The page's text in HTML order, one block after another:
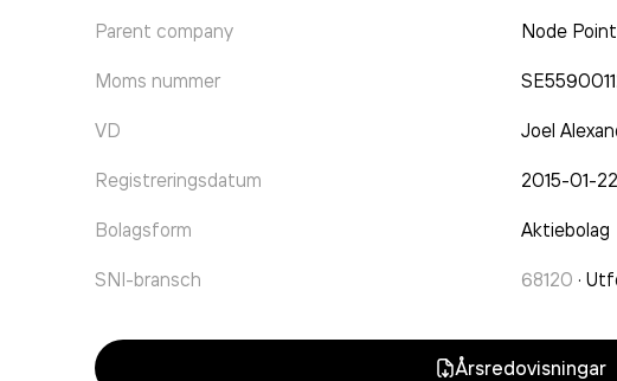
Parent company Node
Moms nummer
VD Joel
Registreringsdatum 2015-01-22
Bolagsform Aktiebolag
SNI-bransch 68120 ·
Årsredovisningar